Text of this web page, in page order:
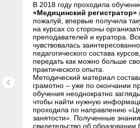
В 2018 году проходила
«Медицинский регистратор»
пожалуй, впервые получила
на курсах со стороны
преподавателей и куратора.
чувствовалась
педагогического состава
передать как можно больше
практического опыта.
Методический материал
грамотно – уже по окончании
обучения неоднократно
чтобы найти нужную
проходила по направлению
занятости». Полученные
свидетельство об образовании